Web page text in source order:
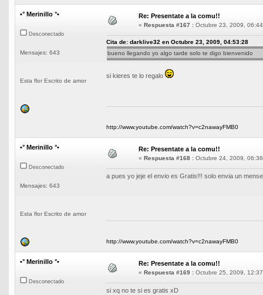
•° Merinillo °•
Desconectado
Mensajes: 643
Esta flor Escrito de amor
Re: Presentate a la comu!!
« Respuesta #167 : Octubre 23, 2009,
Cita de: darklive32 en Octubre 23, 2009, 04:53:28
bueno llegando yo algo tarde solo te digo bienvenido
si kieres te lo regalo
http://www.youtube.com/watch?v=c2nawayFMB0
•° Merinillo °•
Desconectado
Mensajes: 643
Esta flor Escrito de amor
Re: Presentate a la comu!!
« Respuesta #168 : Octubre 24, 2009,
a pues yo jeje el envio es Gratis!!! solo envia un
http://www.youtube.com/watch?v=c2nawayFMB0
•° Merinillo °•
Desconectado
Re: Presentate a la comu!!
« Respuesta #169 : Octubre 25, 2009,
si xq no te si es gratis xD